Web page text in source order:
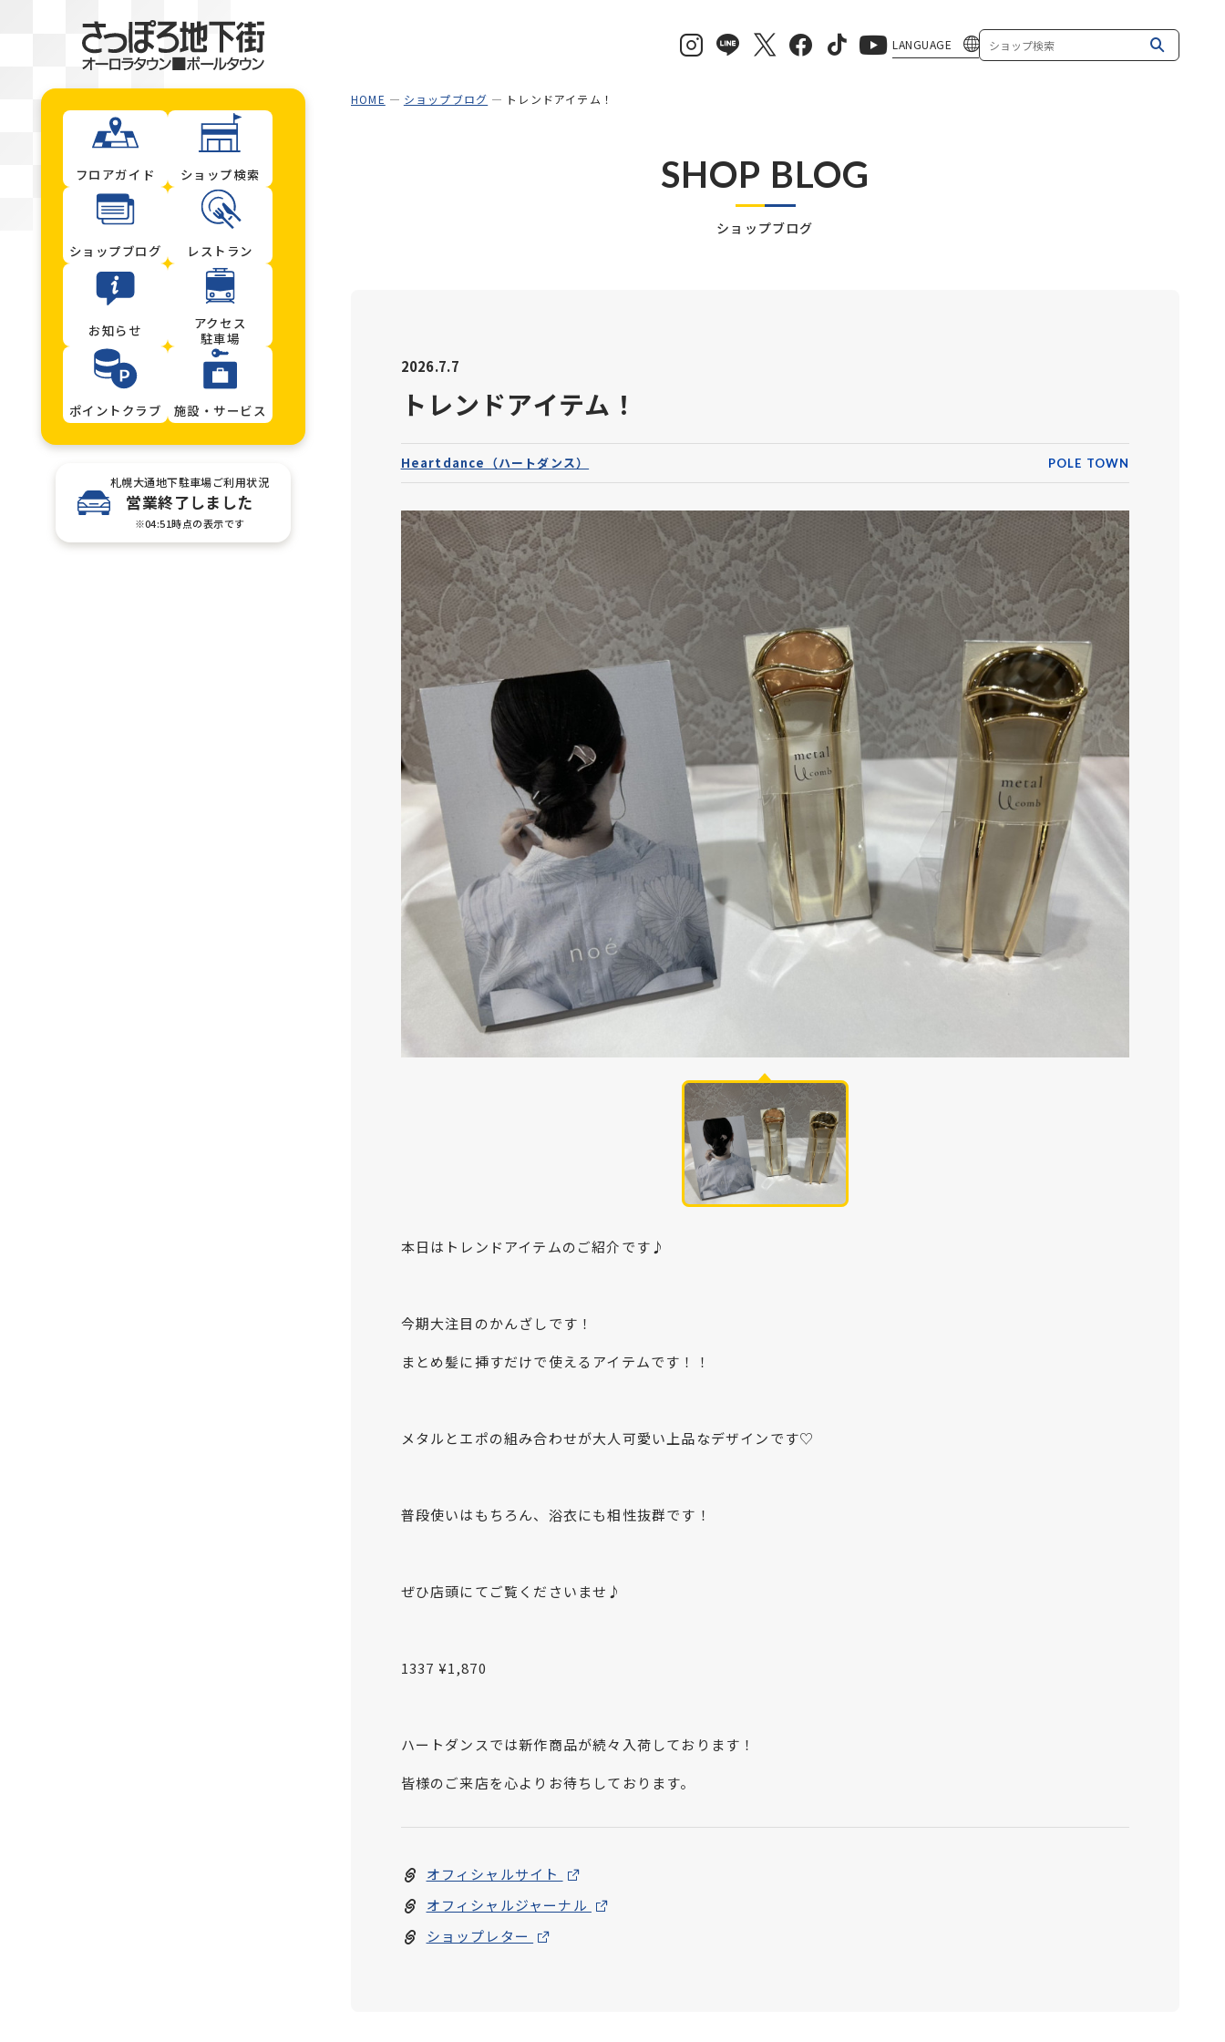
フロアガイド ショップ検索
ショップブログ レストラン
お知らせ
アクセス
駐車場
ポイントクラブ 施設・サービス
札幌大通地下駐車場ご利用状況
営業終了しました
※04:51時点の表示です
LANGUAGE
HOME ショップブログ トレンドアイテム！
SHOP BLOG
ショップブログ
2026.7.7
トレンドアイテム！
Heartdance（ハートダンス） POLE TOWN
本日はトレンドアイテムのご紹介です♪
今期大注目のかんざしです！
まとめ髪に挿すだけで使えるアイテムです！！
メタルとエポの組み合わせが大人可愛い上品なデザインです♡
普段使いはもちろん、浴衣にも相性抜群です！
ぜひ店頭にてご覧くださいませ♪
1337 ¥1,870
ハートダンスでは新作商品が続々入荷しております！
皆様のご来店を心よりお待ちしております。
オフィシャルサイト
オフィシャルジャーナル
ショップレター